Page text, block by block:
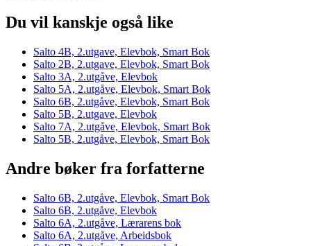
Du vil kanskje også like
Salto 4B, 2.utgave, Elevbok, Smart Bok
Salto 2B, 2.utgave, Elevbok, Smart Bok
Salto 3A, 2.utgåve, Elevbok
Salto 5A, 2.utgåve, Elevbok, Smart Bok
Salto 6B, 2.utgåve, Elevbok, Smart Bok
Salto 5B, 2.utgave, Elevbok
Salto 7A, 2.utgåve, Elevbok, Smart Bok
Salto 5B, 2.utgåve, Elevbok, Smart Bok
Andre bøker fra forfatterne
Salto 6B, 2.utgåve, Elevbok, Smart Bok
Salto 6B, 2.utgåve, Elevbok
Salto 6A, 2.utgåve, Lærarens bok
Salto 6A, 2.utgåve, Arbeidsbok